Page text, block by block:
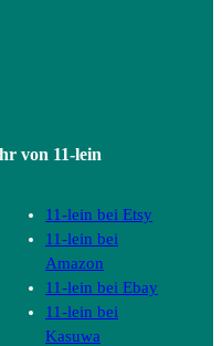
von 11-lein
11-lein bei Etsy
11-lein bei
Amazon
11-lein bei Ebay
11-lein bei
Kasuwa